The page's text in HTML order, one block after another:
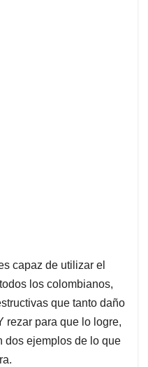
capaz de utilizar el
los colombianos,
que tanto daño
rezar para que lo logre,
dos ejemplos de lo que